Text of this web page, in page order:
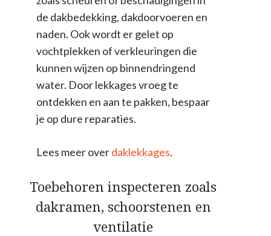
de dakbedekking, dakdoorvoeren en
naden. Ook wordt er gelet op
vochtplekken of verkleuringen die
kunnen wijzen op binnendringend
water. Door lekkages vroeg te
ontdekken en aan te pakken, bespaar
je op dure reparaties.
Lees meer overdaklekkages.
Toebehoren inspecteren zoals
dakramen, schoorstenen en
ventilatie